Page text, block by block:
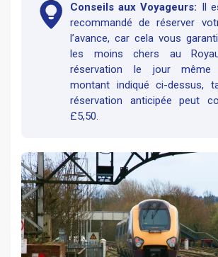
Conseils aux Voyageurs: Il
recommandé de réserver
l’avance, car cela vous
les moins chers au
réservation le jour
montant indiqué ci-dessus,
réservation anticipée peut
£5,50.